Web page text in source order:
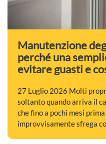
Manutenzione
perché una
evitare guasti e
27 Luglio 2026 Molti
soltanto quando arriva il
che fino a pochi mesi
improvvisamente sfrega